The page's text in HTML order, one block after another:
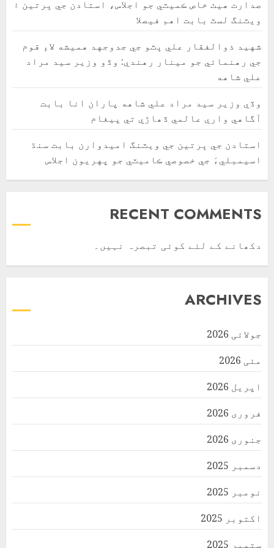
صدارت هيٺ خاص ڪميٽي جو اجلاس، استادن جي ڀرتين ۽
ويٽنگ لسٽ بابت اهم فيصلا
شهيد ذوالفقار علي ڀٽو جي جدوجهد هميشه لاءِ قوم
جي رهنمائي جو مينار رهندي: وڏو وزير سيد مراد
علي شاهه
وڏي وزير سيد مراد علي شاهه پاران انا بابت
آگاهي واري عالمي ڏھاڙي تي پيغام
استادن جي ڀرتين جي ويٽنگ اميدوارن بابت سنڌ
اسيمبليءَ جي خصوصي ڪاميٽي جو پهريون اجلاس
RECENT COMMENTS
دکھانے کے لئے کوئی تبصرہ نہیں۔
ARCHIVES
جولائی 2026
مئی 2026
اپریل 2026
فروری 2026
جنوری 2026
دسمبر 2025
نومبر 2025
اکتوبر 2025
ستمبر 2025